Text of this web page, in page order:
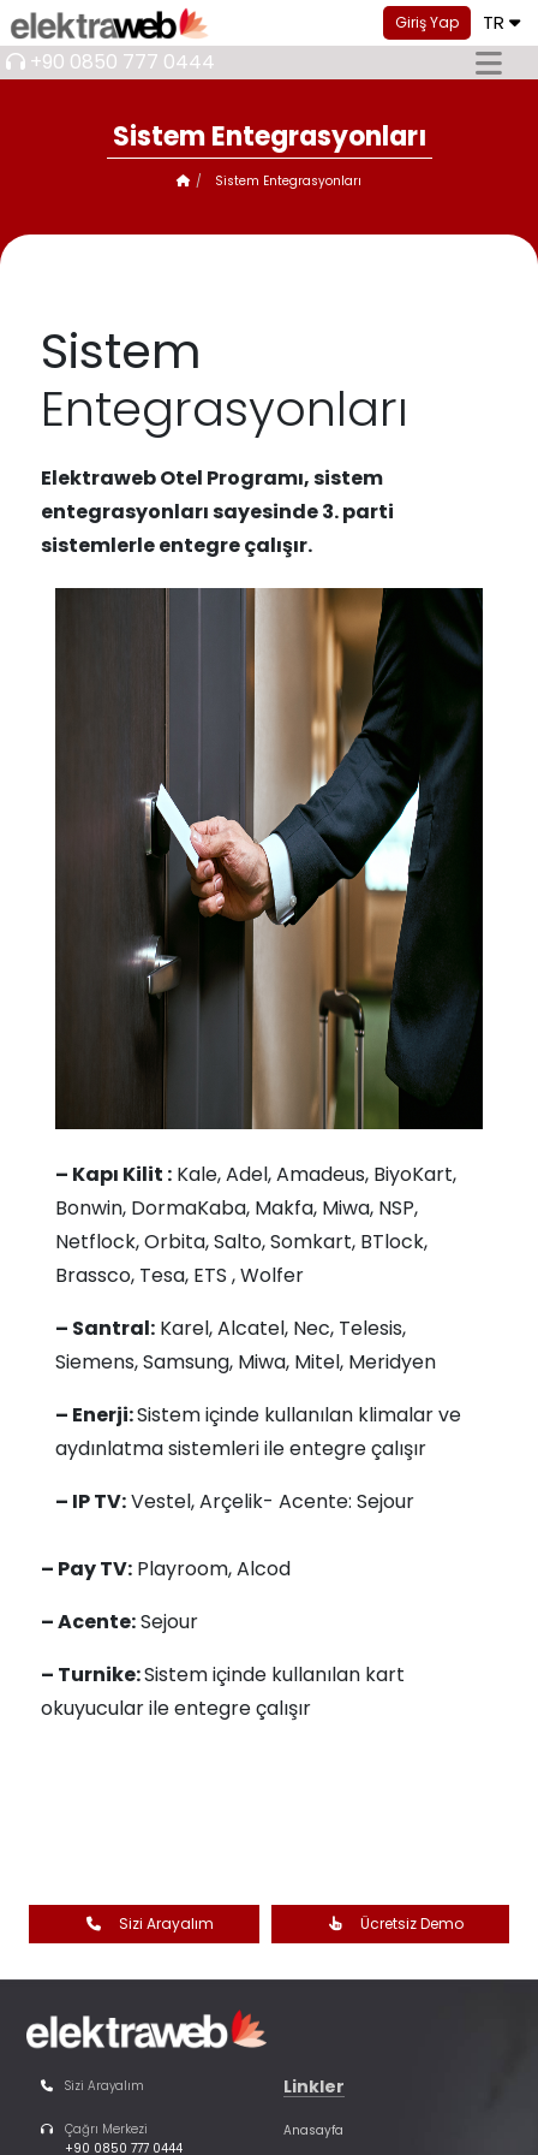
Giriş Yap TR
+90 0850 777 0444
Sistem Entegrasyonları
Sistem Entegrasyonları
Sistem
Entegrasyonları
Elektraweb Otel Programı, sistem
entegrasyonları sayesinde 3. parti
sistemlerle entegre çalışır.
– Kapı Kilit : Kale, Adel, Amadeus, BiyoKart,
Bonwin, DormaKaba, Makfa, Miwa, NSP,
Netflock, Orbita, Salto, Somkart, BTlock,
Brassco, Tesa, ETS , Wolfer
– Santral: Karel, Alcatel, Nec, Telesis,
Siemens, Samsung, Miwa, Mitel, Meridyen
– Enerji:Sistem içinde kullanılan klimalar ve
aydınlatma sistemleri ile entegre çalışır
– IP TV:Vestel, Arçelik- Acente: Sejour
– Pay TV: Playroom, Alcod
– Acente:Sejour
– Turnike:Sistem içinde kullanılan kart
okuyucular ile entegre çalışır
Sizi Arayalım Ücretsiz Demo
Sizi Arayalım
Çağrı Merkezi
+90 0850 777 0444
Linkler
Anasayfa